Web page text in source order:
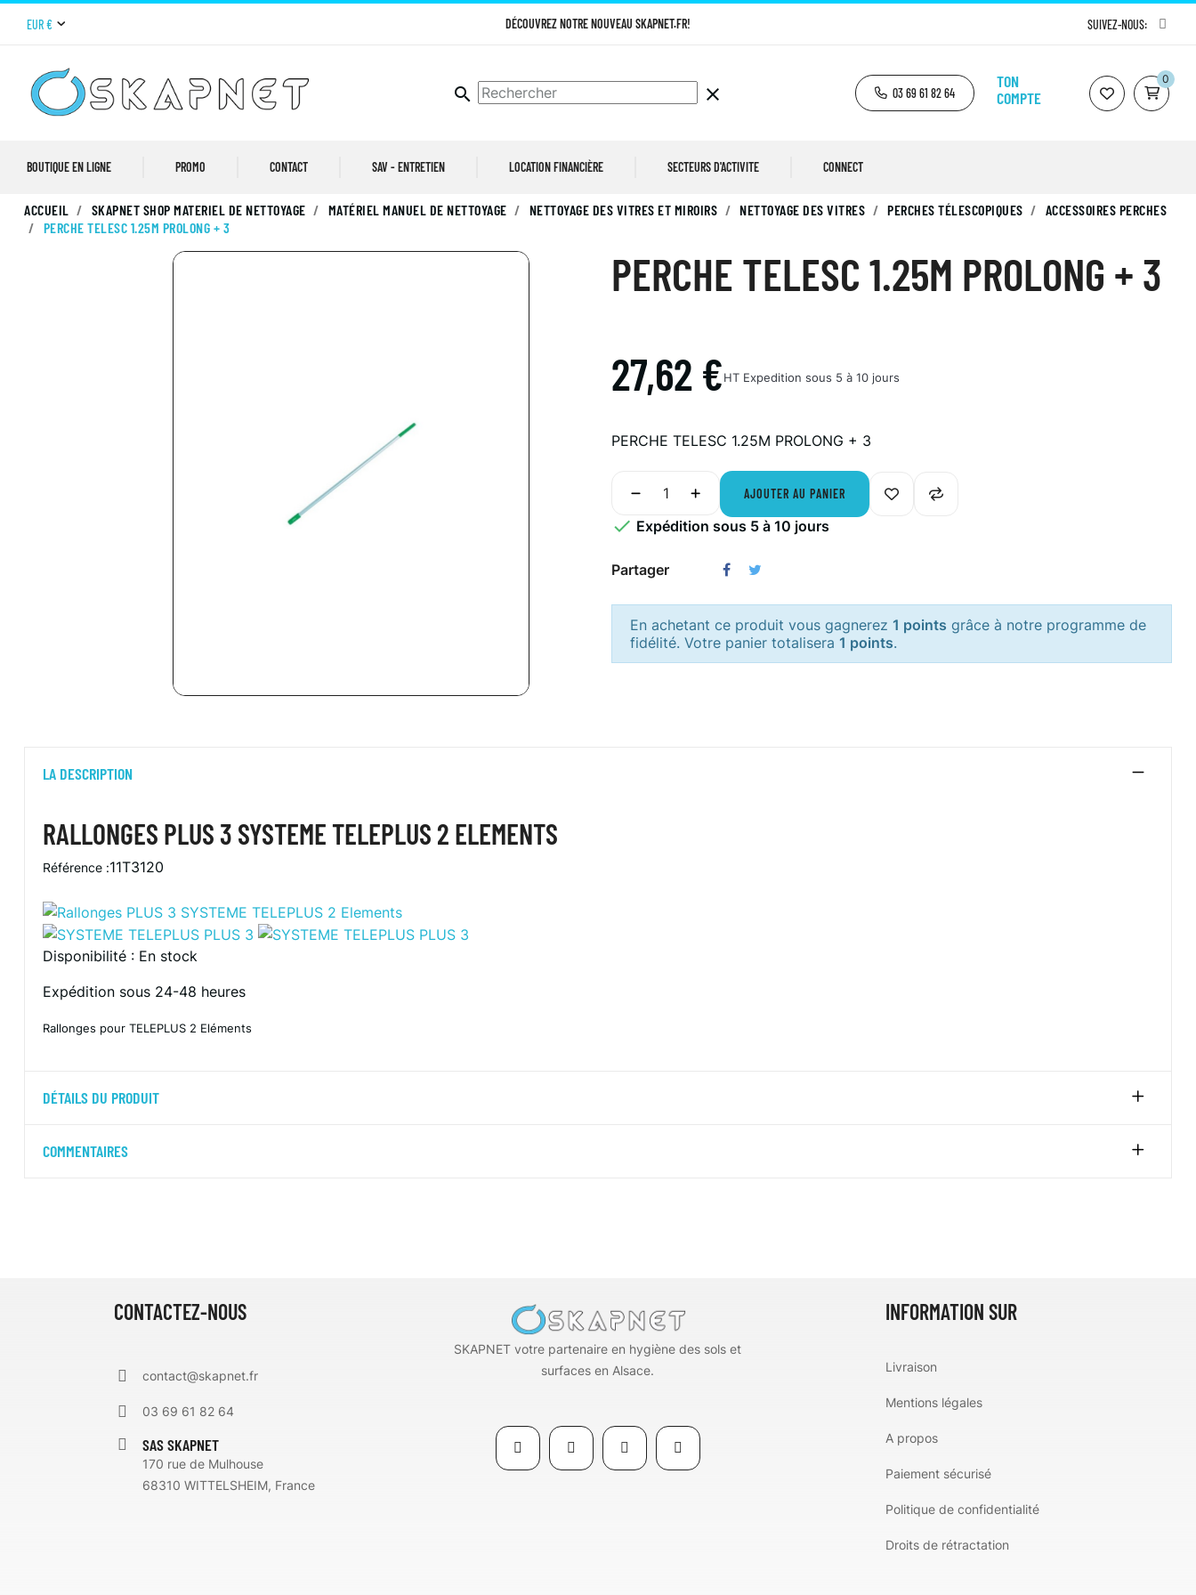
EUR € DÉCOUVREZ NOTRE NOUVEAU SKAPNET.FR! SUIVEZ-NOUS:
search clear 03 69 61 82 64
TON
COMPTE
0
BOUTIQUE EN LIGNE PROMO CONTACT SAV - ENTRETIEN LOCATION FINANCIÈRE SECTEURS D'ACTIVITE CONNECT
ACCUEIL SKAPNET SHOP MATERIEL DE NETTOYAGE MATÉRIEL MANUEL DE NETTOYAGE NETTOYAGE DES VITRES ET MIROIRS NETTOYAGE DES VITRES PERCHES TÉLESCOPIQUES
ACCESSOIRES PERCHES
PERCHE TELESC 1.25M PROLONG + 3
PERCHE TELESC 1.25M PROLONG + 3
27,62 €HT Expedition sous 5 à 10 jours
PERCHE TELESC 1.25M PROLONG + 3
AJOUTER AU PANIER
 Expédition sous 5 à 10 jours
Partager
En achetant ce produit vous gagnerez 1 points grâce à notre programme de
fidélité. Votre panier totalisera 1 points.
LA DESCRIPTION
RALLONGES PLUS 3 SYSTEME TELEPLUS 2 ELEMENTS
Référence :11T3120
Disponibilité : En stock
Expédition sous 24-48 heures
Rallonges pour TELEPLUS 2 Eléments
DÉTAILS DU PRODUIT
COMMENTAIRES
CONTACTEZ-NOUS
contact@skapnet.fr
03 69 61 82 64
SAS SKAPNET
170 rue de Mulhouse
68310 WITTELSHEIM, France
SKAPNET votre partenaire en hygiène des sols et
surfaces en Alsace.
INFORMATION SUR
Livraison
Mentions légales
A propos
Paiement sécurisé
Politique de confidentialité
Droits de rétractation